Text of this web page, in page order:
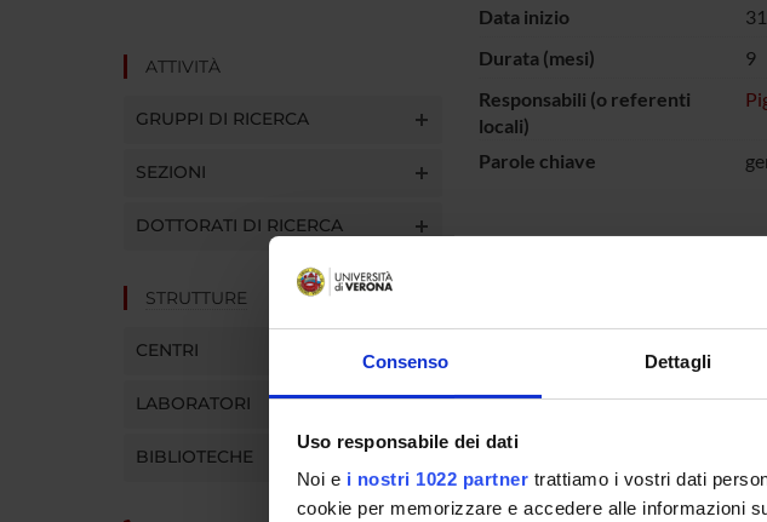
Consenso Dettagli
Uso responsabile dei dati
Noi e i nostri 1022 partner trattiamo i vostri dati
cookie per memorizzare e accedere alle informazioni
ATTIVITÀ
GRUPPI DI RICERCA
SEZIONI
DOTTORATI DI RICERCA
STRUTTURE
CENTRI
LABORATORI
BIBLIOTECHE
Data inizio
Durata (mesi)
9
Responsabili (o referenti
locali)
Parole chiave
Fornire supporto tecnico,
mediante analisi ed
ENTI FINANZIATORI:
GlaxoSmithKline S.p.A.